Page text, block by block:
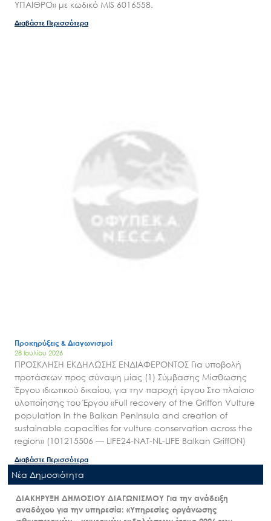
ΥΠΑΙΘΡΟ» με κωδικό MIS 6016558.
Διαβάστε Περισσότερα
Προκηρύξεις & Διαγωνισμοί
28 Ιουλίου 2026
ΠΡΟΣΚΛΗΣΗ ΕΚΔΗΛΩΣΗΣ ΕΝΔΙΑΦΕΡΟΝΤΟΣ Για υποβολή
προτάσεων προς σύναψη μίας (1) Σύμβασης Μίσθωσης
Έργου ιδιωτικού δικαίου, για την παροχή έργου Στο πλαίσιο
υλοποίησης του Έργου «Full recovery of the Griffon Vulture
population in the Balkan Peninsula and creation of
sustainable capacities for vulture conservation across the
region» (101215506 — LIFE24-NAT-NL-LIFE Balkan GriffON)
Διαβάστε Περισσότερα
Nέα Δημοσιότητα
ΔΙΑΚΗΡΥΞΗ ΔΗΜΟΣΙΟΥ ΔΙΑΓΩΝΙΣΜΟΥ Για την ανάδειξη
αναδόχου για την υπηρεσία: «Υπηρεσίες οργάνωσης